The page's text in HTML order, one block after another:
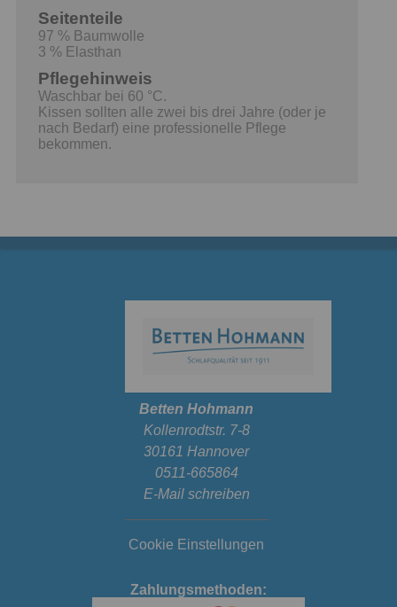
Seitenteile
97 % Baumwolle
3 % Elasthan
Pflegehinweis
Waschbar bei 60 °C.
Kissen sollten alle zwei bis drei Jahre (oder je
nach Bedarf) eine professionelle Pflege
bekommen.
Betten Hohmann
Kollenrodtstr. 7-8
30161 Hannover
0511-665864
E-Mail schreiben
Cookie Einstellungen
Zahlungsmethoden: